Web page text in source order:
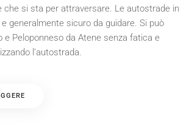
che si sta per attraversare. Le autostrade in
generalmente sicuro da guidare. Si può
e Peloponneso da Atene senza fatica e
l’autostrada.